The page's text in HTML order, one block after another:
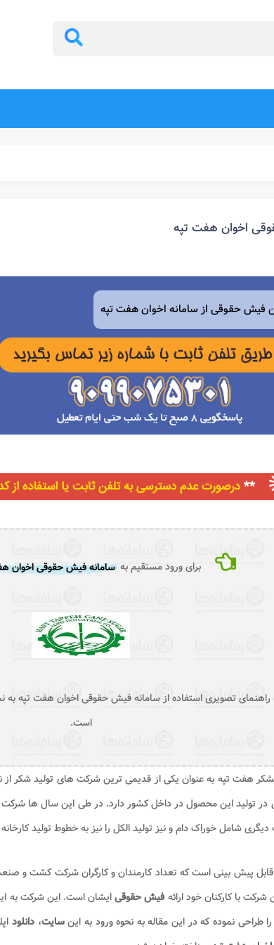
اخوان هفت تپه
فیش حقوقی ازسامانه اخوان هفت تپه
برای ورود مستقیم بهسامانه فیش حقوقی اخوان
راهنمای تصویری استفاده از سامانه فیش حقوقی اخوان هفت تپه به
است.
تولید این محصول در داخل کشور دارد. در طی این سال ها
شامل خوراک دام و نیز تولید الکل را نیز به خطوط تولید
قابل پیش بینی است که تعداد کارمندان و کارگران شرکت کشت و
با کارکنان خود ارائهفیش حقوقیایشان است. این شرکت به
طراحی نموده که در این مقاله به نحوه ورود به اینسایت،دانلود